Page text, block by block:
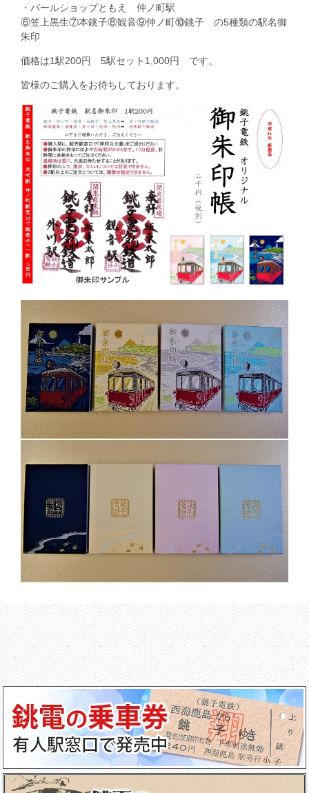
・パールショップともえ 仲ノ町駅
⑥笠上黒生⑦本銚子⑧観音⑨仲ノ町⑩銚子 の5種類の駅名御
朱印
価格は1駅200円 5駅セット1,000円 です。
皆様のご購入をお待ちしております。